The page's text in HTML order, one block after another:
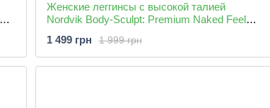
Женские леггинсы с высокой талией
Nordvik Body-Sculpt: Premium Naked Feel
эффектом Pink1 999 грн
1 499 грн